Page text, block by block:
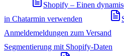
Shopify – Einen
in Chatarmin verwenden
Anmeldemeldungen zum Versand
Segmentierung mit Shopify-Daten